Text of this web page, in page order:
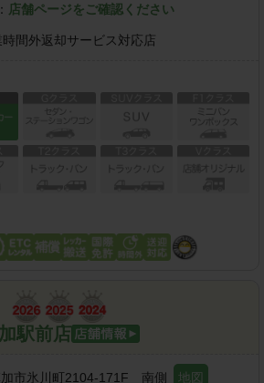
店舗ページをご確認ください
間外返却サービス対応店
駅前店
加市氷川町2104-171F 南側 地図